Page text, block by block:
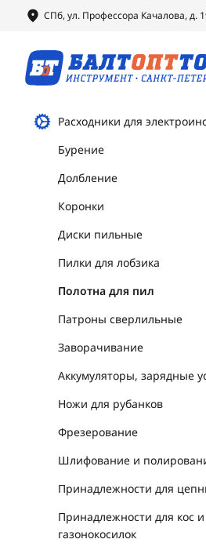
СПб, ул. Профессора Качалова, д.
Расходники для
Бурение
Долбление
Коронки
Диски пильные
Пилки для лобзика
Полотна для пил
Патроны сверлильные
Заворачивание
Аккумуляторы, зарядные
Ножи для рубанков
Фрезерование
Шлифование и
Принадлежности для
Принадлежности для кос и
газонокосилок